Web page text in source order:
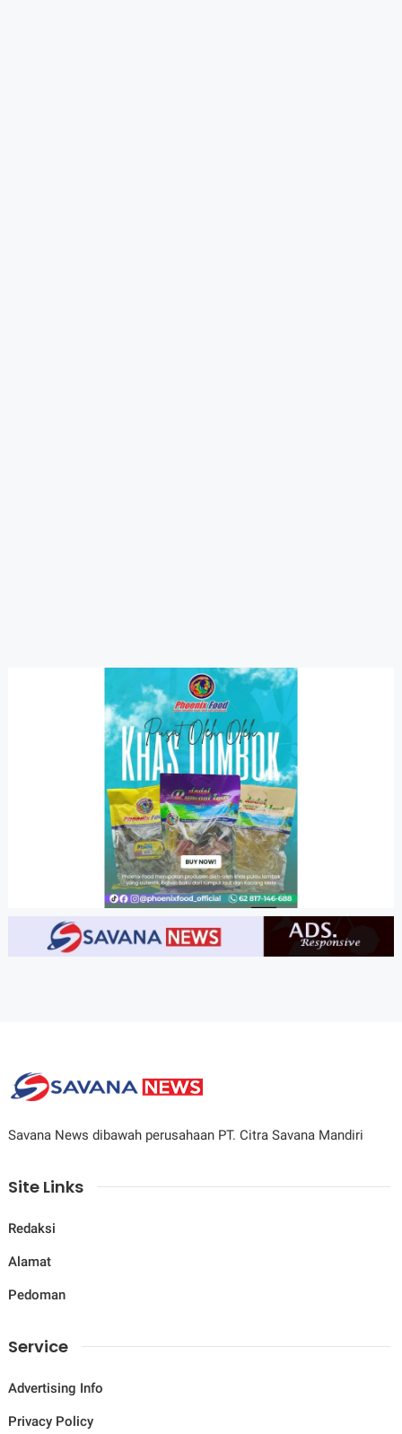
Savana News dibawah perusahaan PT. Citra Savana Mandiri
Site Links
Redaksi
Alamat
Pedoman
Service
Advertising Info
Privacy Policy